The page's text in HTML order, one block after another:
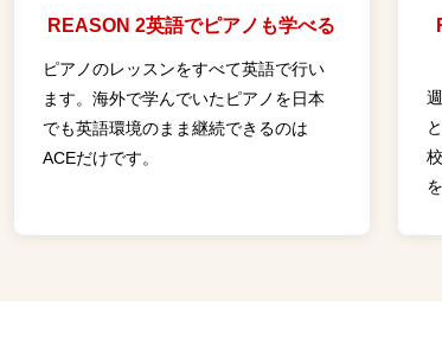
REASON 2英語でピアノも学べる
ピアノのレッスンをすべて英語で行い
ます。海外で学んでいたピアノを日本
でも英語環境のまま継続できるのは
ACEだけです。